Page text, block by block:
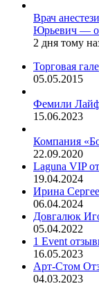
Врач
Юрьевич —
2 дня тому
Торговая
05.05.2015
Фемили
15.06.2023
Компания
22.09.2020
Laguna VIP
19.04.2024
Ирина
06.04.2024
Довгалюк
05.04.2022
1 Event
16.05.2023
Арт-Стом
04.03.2023